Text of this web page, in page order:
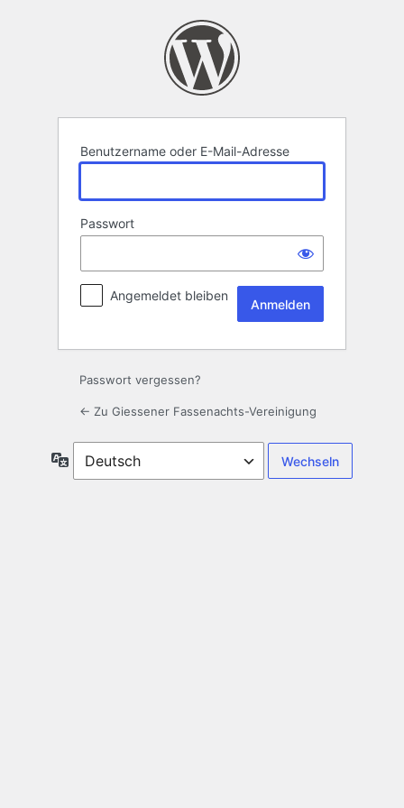
Benutzername oder E-Mail-Adresse
Passwort
Angemeldet bleiben
Passwort vergessen?
← Zu Giessener Fassenachts-Vereinigung
Sprache